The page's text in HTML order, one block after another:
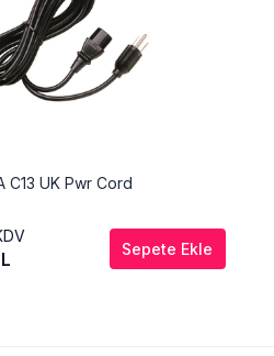
C13 UK Pwr Cord
Sepete Ekle